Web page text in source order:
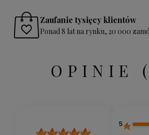
Zaufanie tysięcy klientów
Ponad 8 lat na rynku, 20 000
OPINIE
5